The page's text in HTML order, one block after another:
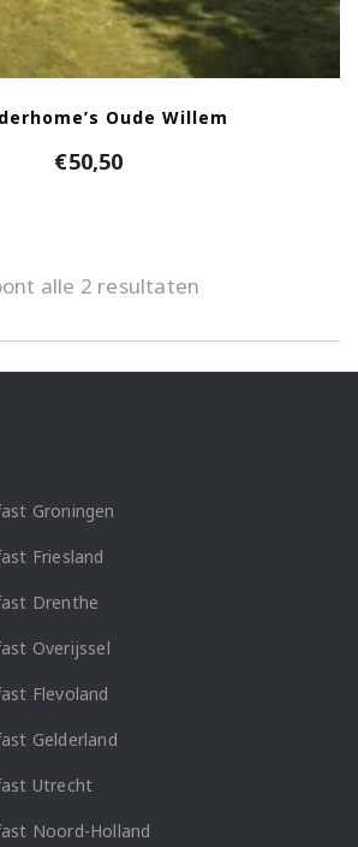
Oude Willem
€50,50
alle 2 resultaten
Groningen
Friesland
Drenthe
Overijssel
Flevoland
Gelderland
Utrecht
Noord-Holland